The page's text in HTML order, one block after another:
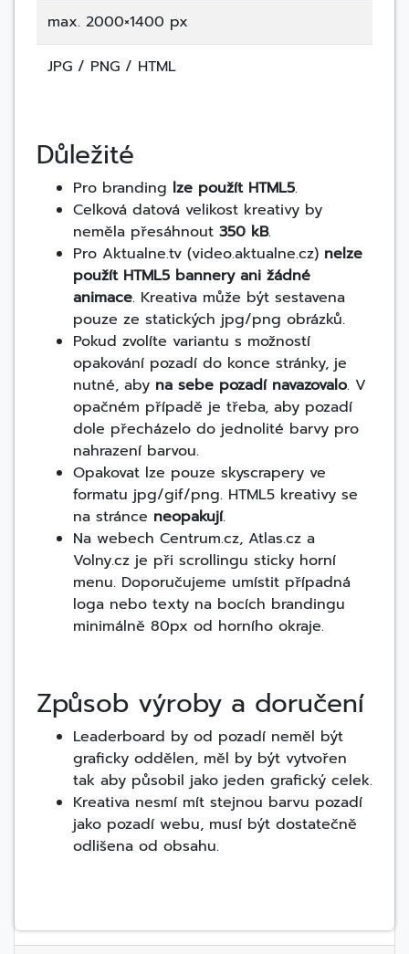
max. 2000×1400 px
JPG / PNG / HTML
Důležité
Pro branding lze použít HTML5.
Celková datová velikost kreativy by
neměla přesáhnout 350 kB.
Pro Aktualne.tv (video.aktualne.cz) nelze
použít HTML5 bannery ani žádné
animace. Kreativa může být sestavena
pouze ze statických jpg/png obrázků.
Pokud zvolíte variantu s možností
opakování pozadí do konce stránky, je
nutné, aby na sebe pozadí navazovalo. V
opačném případě je třeba, aby pozadí
dole přecházelo do jednolité barvy pro
nahrazení barvou.
Opakovat lze pouze skyscrapery ve
formatu jpg/gif/png. HTML5 kreativy se
na stránce neopakují.
Na webech Centrum.cz, Atlas.cz a
Volny.cz je při scrollingu sticky horní
menu. Doporučujeme umístit případná
loga nebo texty na bocích brandingu
minimálně 80px od horního okraje.
Způsob výroby a doručení
Leaderboard by od pozadí neměl být
graficky oddělen, měl by být vytvořen
tak aby působil jako jeden grafický celek.
Kreativa nesmí mít stejnou barvu pozadí
jako pozadí webu, musí být dostatečně
odlišena od obsahu.